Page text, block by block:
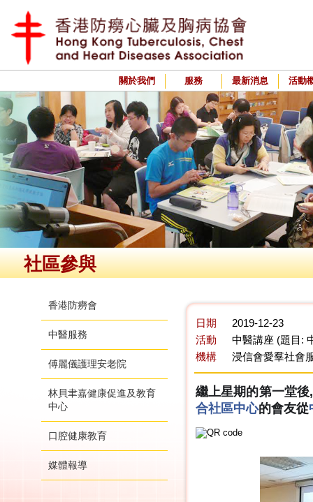
關於我們 服務 最新消息 活動
社區參與
香港防癆會
中醫服務
傅麗儀護理安老院
林貝聿嘉健康促進及教育
中心
口腔健康教育
媒體報導
日期
2019-12-23
活動
中醫講座 (題目:
機構
浸信會愛羣社會
繼上星期的第一堂後
合社區中心的會友從